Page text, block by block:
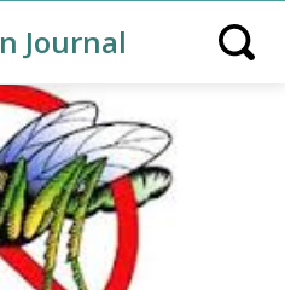
Journal Open